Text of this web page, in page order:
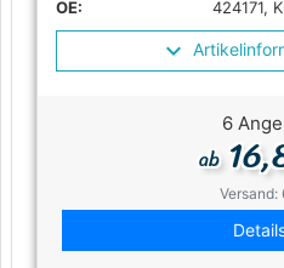
OE:
424171,
6
ab
Versand: